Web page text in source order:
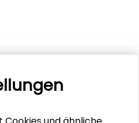
Wie Netzwerke